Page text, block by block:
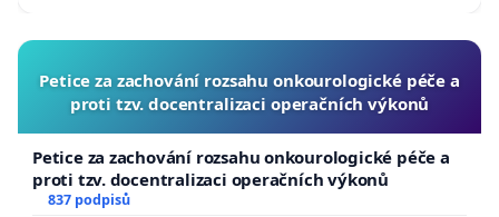
Petice za zachování rozsahu onkourologické péče a
proti tzv. docentralizaci operačních výkonů
Petice za zachování rozsahu onkourologické péče a
proti tzv. docentralizaci operačních výkonů
837 podpisů